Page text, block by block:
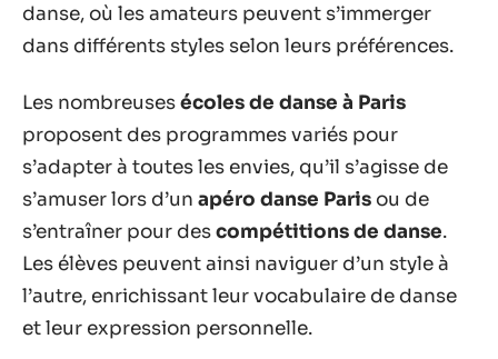
danse, où les amateurs peuvent s’immerger
dans différents styles selon leurs préférences.
Les nombreusesécoles de danse à Paris
proposent des programmes variés pour
s’adapter à toutes les envies, qu’il s’agisse de
s’amuser lors d’un apéro danse Paris ou de
s’entraîner pour descompétitions de danse.
Les élèves peuvent ainsi naviguer d’un style à
l’autre, enrichissant leur vocabulaire de danse
et leur expression personnelle.